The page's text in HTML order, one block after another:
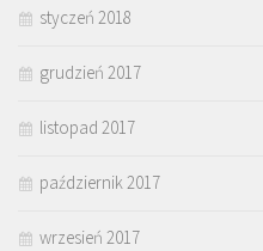
styczeń 2018
grudzień 2017
listopad 2017
październik 2017
wrzesień 2017